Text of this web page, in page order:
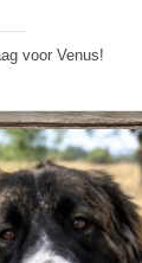
voor Venus!